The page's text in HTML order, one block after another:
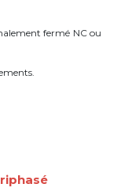
fermé NC ou